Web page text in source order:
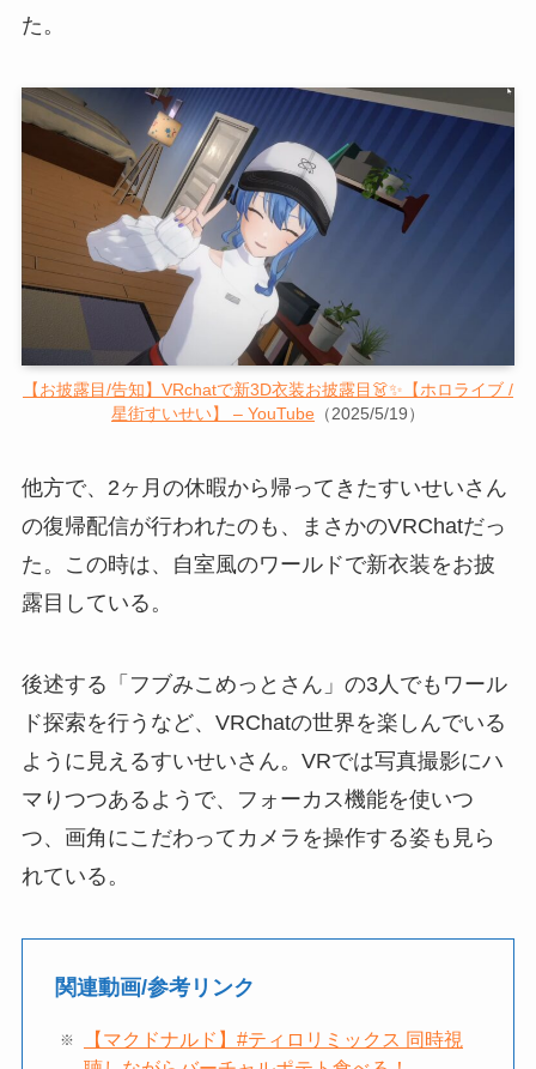
た。
【お披露目/告知】VRchatで新3D衣装お披露目👗✨【ホロライブ /
星街すいせい】 – YouTube （2025/5/19）
他方で、2ヶ月の休暇から帰ってきたすいせいさん
の復帰配信が行われたのも、まさかのVRChatだっ
た。この時は、自室風のワールドで新衣装をお披
露目している。
後述する「フブみこめっとさん」の3人でもワール
ド探索を行うなど、VRChatの世界を楽しんでいる
ように見えるすいせいさん。VRでは写真撮影にハ
マりつつあるようで、フォーカス機能を使いつ
つ、画角にこだわってカメラを操作する姿も見ら
れている。
関連動画/参考リンク
【マクドナルド】#ティロリミックス 同時視